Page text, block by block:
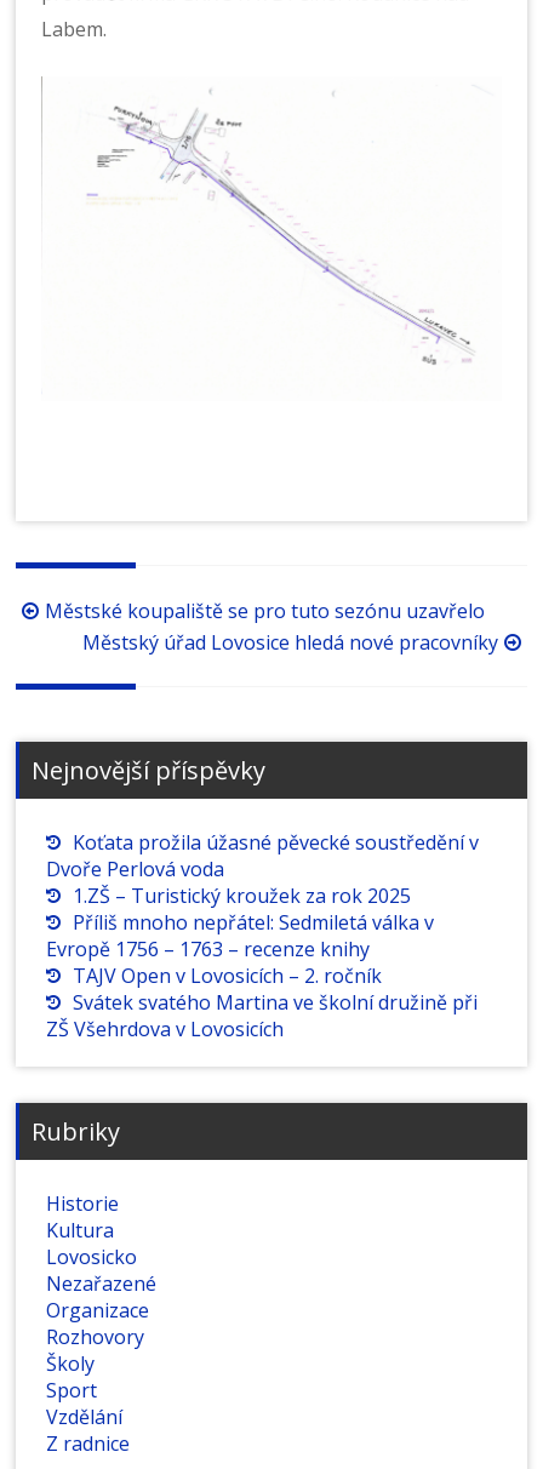
Labem.
Procházení
příspěvků
Městské koupaliště se pro tuto sezónu uzavřelo
Městský úřad Lovosice hledá nové pracovníky
Nejnovější příspěvky
Koťata prožila úžasné pěvecké soustředění v
Dvoře Perlová voda
1.ZŠ – Turistický kroužek za rok 2025
Příliš mnoho nepřátel: Sedmiletá válka v
Evropě 1756 – 1763 – recenze knihy
TAJV Open v Lovosicích – 2. ročník
Svátek svatého Martina ve školní družině při
ZŠ Všehrdova v Lovosicích
Rubriky
Historie
Kultura
Lovosicko
Nezařazené
Organizace
Rozhovory
Školy
Sport
Vzdělání
Z radnice